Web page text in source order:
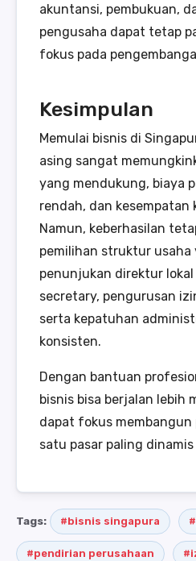
akuntansi, pembukuan,
pengusaha dapat tetap
fokus pada
Kesimpulan
Memulai bisnis di
asing sangat
yang mendukung, biaya
rendah, dan kesempatan
Namun, keberhasilan
pemilihan struktur usaha
penunjukan direktur
secretary, pengurusan
serta kepatuhan
konsisten.
Dengan bantuan
bisnis bisa berjalan lebih
dapat fokus membangun
satu pasar paling
Tags: #bisnis singapura
#pendirian perusahaan